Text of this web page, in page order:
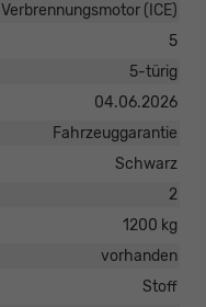
Verbrennungsmotor (ICE)
5
5-türig
04.06.2026
Fahrzeuggarantie
Schwarz
2
1200 kg
vorhanden
Stoff